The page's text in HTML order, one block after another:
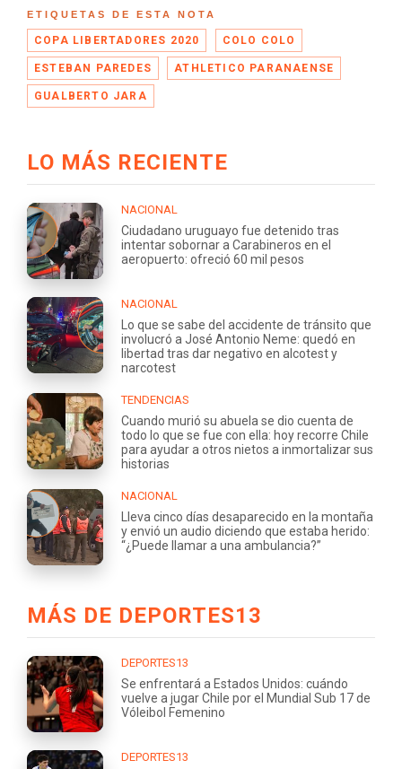
ETIQUETAS DE ESTA NOTA
COPA LIBERTADORES 2020 COLO COLO
ESTEBAN PAREDES ATHLETICO PARANAENSE
GUALBERTO JARA
LO MÁS RECIENTE
NACIONAL
Ciudadano uruguayo fue detenido tras
intentar sobornar a Carabineros en el
aeropuerto: ofreció 60 mil pesos
NACIONAL
Lo que se sabe del accidente de tránsito que
involucró a José Antonio Neme: quedó en
libertad tras dar negativo en alcotest y
narcotest
TENDENCIAS
Cuando murió su abuela se dio cuenta de
todo lo que se fue con ella: hoy recorre Chile
para ayudar a otros nietos a inmortalizar sus
historias
NACIONAL
Lleva cinco días desaparecido en la montaña
y envió un audio diciendo que estaba herido:
“¿Puede llamar a una ambulancia?”
MÁS DE DEPORTES13
DEPORTES13
Se enfrentará a Estados Unidos: cuándo
vuelve a jugar Chile por el Mundial Sub 17 de
Vóleibol Femenino
DEPORTES13